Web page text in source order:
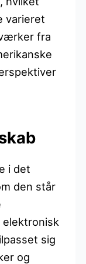
varieret
fra
i det
den står
elektronisk
sig
og